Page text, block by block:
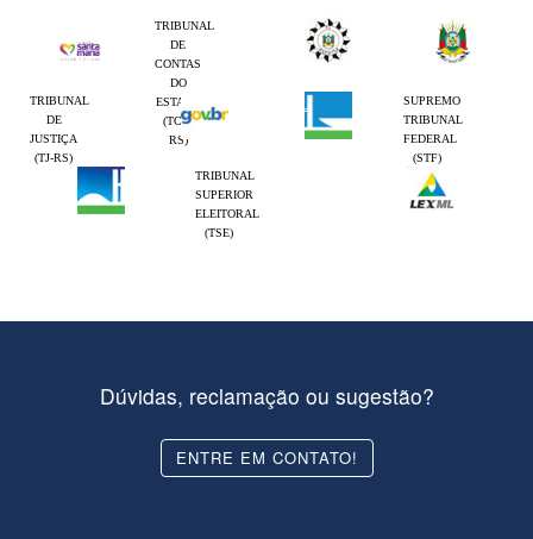
TRIBUNAL
DE
CONTAS
DO
ESTADO
(TCE-
RS)
TRIBUNAL
DE
JUSTIÇA
(TJ-RS)
SUPREMO
TRIBUNAL
FEDERAL
(STF)
TRIBUNAL
SUPERIOR
ELEITORAL
(TSE)
Dúvidas, reclamação ou sugestão?
ENTRE EM CONTATO!